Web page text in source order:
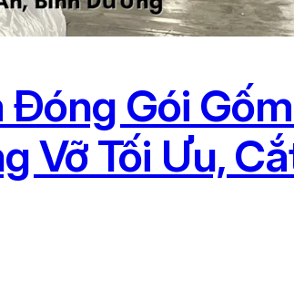
Gói
Vỡ Tối Ưu,